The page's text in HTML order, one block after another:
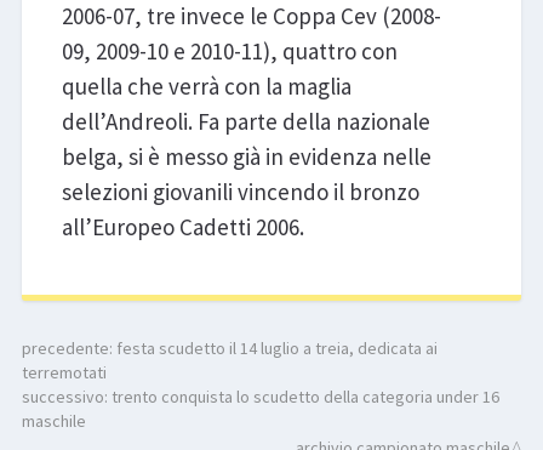
2006-07, tre invece le Coppa Cev (2008-
09, 2009-10 e 2010-11), quattro con
quella che verrà con la maglia
dell’Andreoli. Fa parte della nazionale
belga, si è messo già in evidenza nelle
selezioni giovanili vincendo il bronzo
all’Europeo Cadetti 2006.
precedente: festa scudetto il 14 luglio a treia, dedicata ai
terremotati
successivo: trento conquista lo scudetto della categoria under 16
maschile